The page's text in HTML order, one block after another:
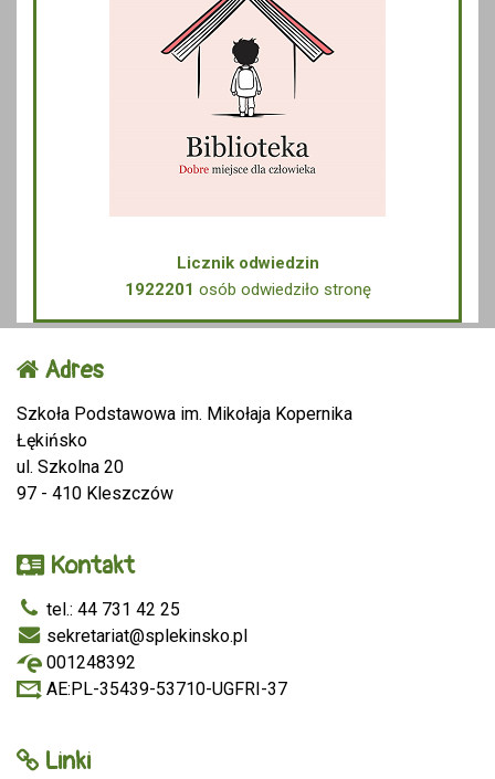
Licznik odwiedzin
1922201 osób odwiedziło stronę
Adres
Szkoła Podstawowa im. Mikołaja Kopernika
Łękińsko
ul. Szkolna 20
97 - 410 Kleszczów
Kontakt
tel.: 44 731 42 25
sekretariat@splekinsko.pl
001248392
AE:PL-35439-53710-UGFRI-37
Linki